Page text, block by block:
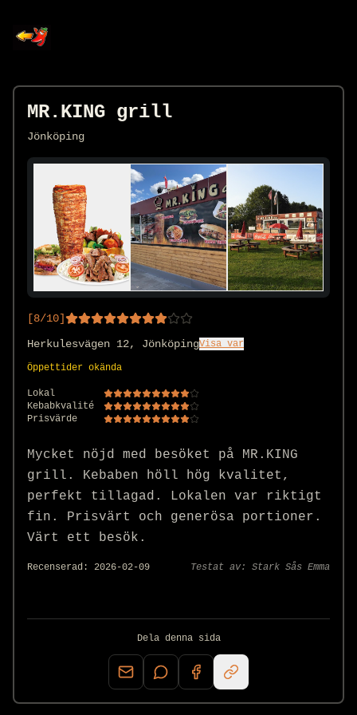
MR.KING grill
Jönköping
[8/10]
Herkulesvägen 12, JönköpingVisa var
Öppettider okända
Lokal
Kebabkvalité
Prisvärde
Mycket nöjd med besöket på MR.KING
grill. Kebaben höll hög kvalitet,
perfekt tillagad. Lokalen var riktigt
fin. Prisvärt och generösa portioner.
Värt ett besök.
Recenserad: 2026-02-09 Testat av: Stark Sås Emma
Dela denna sida